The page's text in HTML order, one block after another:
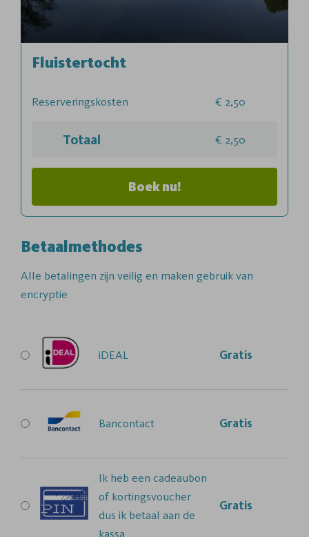
Fluistertocht
Reserveringskosten 2,50
Totaal 2,50
Boek nu!
Betaalmethodes
Alle betalingen zijn veilig en maken gebruik van
encryptie
iDEAL Gratis
Bancontact Gratis
Ik heb een cadeaubon
of kortingsvoucher
dus ik betaal aan de
kassa
Gratis